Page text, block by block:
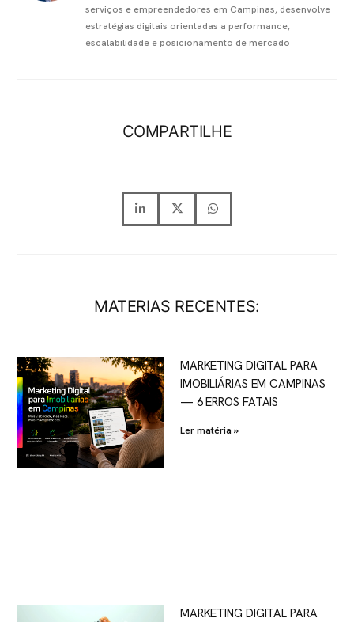
serviços e empreendedores em Campinas, desenvolve
estratégias digitais orientadas a performance,
escalabilidade e posicionamento de mercado
COMPARTILHE
MATERIAS RECENTES:
MARKETING DIGITAL PARA
IMOBILIÁRIAS EM CAMPINAS
— 6 ERROS FATAIS
Ler matéria »
MARKETING DIGITAL PARA